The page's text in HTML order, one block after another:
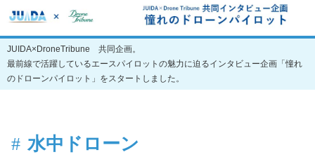
JUIDA×DroneTribune 共同企画。
最前線で活躍しているエースパイロットの魅力に迫るインタビュー企画「憧れ
のドローンパイロット」をスタートしました。
水中ドローン